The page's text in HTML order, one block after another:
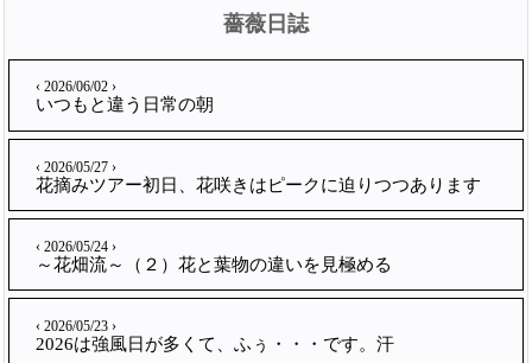
薔薇日誌
‹ 2026/06/02 ›
いつもと違う日常の朝
‹ 2026/05/27 ›
花摘みツアー初日、花咲きはピークに迫りつつあります
‹ 2026/05/24 ›
～花畑流～（２）花と葉物の違いを見極める
‹ 2026/05/23 ›
2026は強風日が多くて、ふぅ・・・です。汗